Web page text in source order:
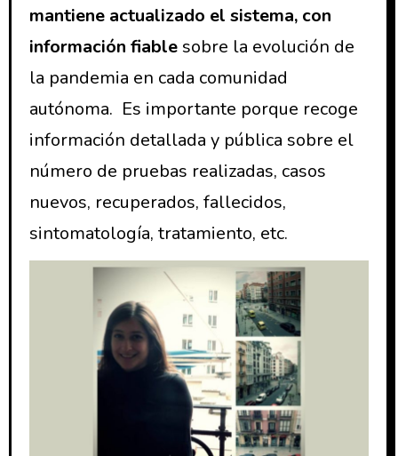
mantiene actualizado el sistema, con
información fiablesobre la evolución de
la pandemia en cada comunidad
autónoma. Es importante porque recoge
información detallada y pública sobre el
número de pruebas realizadas, casos
nuevos, recuperados, fallecidos,
sintomatología, tratamiento, etc.